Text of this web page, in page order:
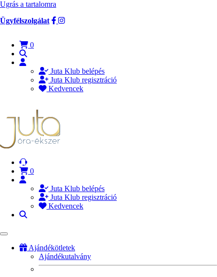
Ugrás a tartalomra
Ügyfélszolgálat
0
Juta Klub belépés
Juta Klub regisztráció
Kedvencek
0
Juta Klub belépés
Juta Klub regisztráció
Kedvencek
Ajándékötletek
Ajándékutalvány